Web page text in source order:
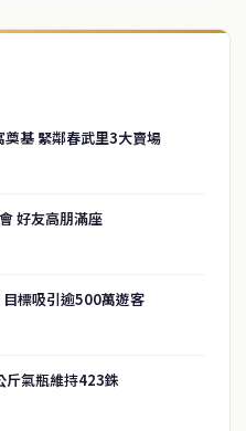
基 緊鄰春武里3大賣場
好友高朋滿座
標吸引逾500萬遊客
斤氣瓶維持423銖